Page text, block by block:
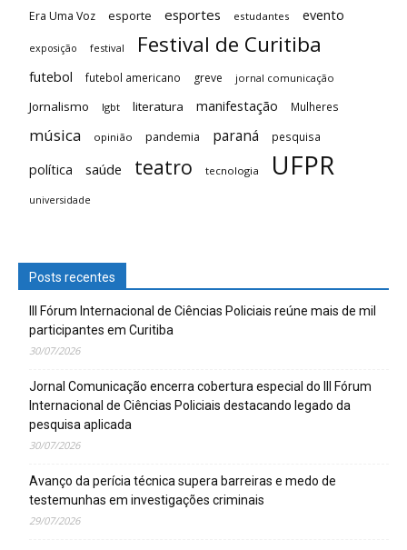
Era Uma Voz esporte esportes estudantes evento
exposição festival Festival de Curitiba
futebol futebol americano greve jornal comunicação
Jornalismo lgbt literatura manifestação Mulheres
música opinião pandemia paraná pesquisa
política saúde teatro tecnologia UFPR
universidade
Posts recentes
III Fórum Internacional de Ciências Policiais reúne mais de mil
participantes em Curitiba
30/07/2026
Jornal Comunicação encerra cobertura especial do III Fórum
Internacional de Ciências Policiais destacando legado da
pesquisa aplicada
30/07/2026
Avanço da perícia técnica supera barreiras e medo de
testemunhas em investigações criminais
29/07/2026